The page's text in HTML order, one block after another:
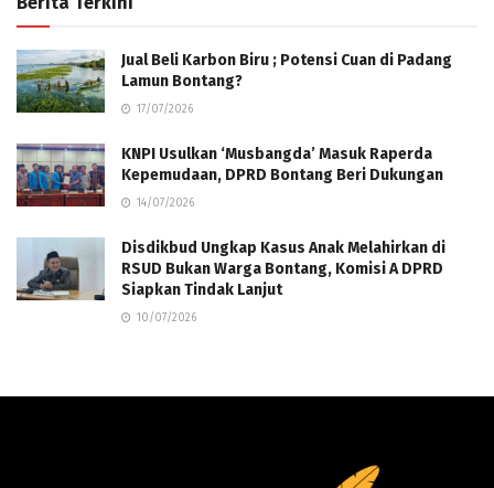
Jual Beli Karbon Biru ; Potensi Cuan di Padang
Lamun Bontang?
17/07/2026
KNPI Usulkan ‘Musbangda’ Masuk Raperda
Kepemudaan, DPRD Bontang Beri Dukungan
14/07/2026
Disdikbud Ungkap Kasus Anak Melahirkan di
RSUD Bukan Warga Bontang, Komisi A DPRD
Siapkan Tindak Lanjut
10/07/2026